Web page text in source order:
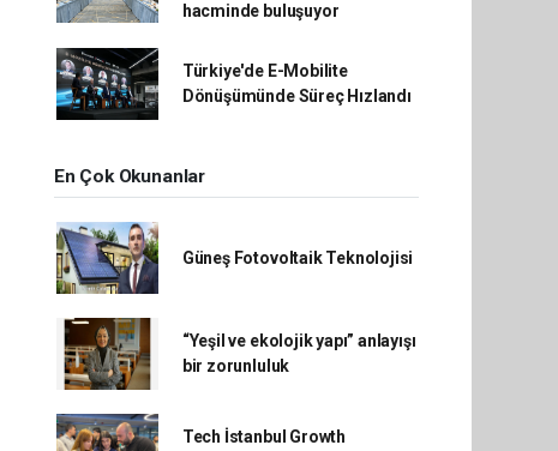
hacminde buluşuyor
Türkiye'de E-Mobilite
Dönüşümünde Süreç Hızlandı
En Çok Okunanlar
Güneş Fotovoltaik Teknolojisi
“Yeşil ve ekolojik yapı” anlayışı
bir zorunluluk
Tech İstanbul Growth